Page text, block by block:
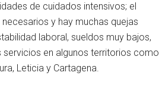
de cuidados intensivos; el
y hay muchas quejas
laboral, sueldos muy bajos,
en algunos territorios como
Leticia y Cartagena.